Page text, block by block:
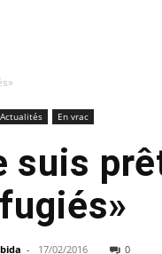
Actualités En vrac
suis
- 17/02/2016 0